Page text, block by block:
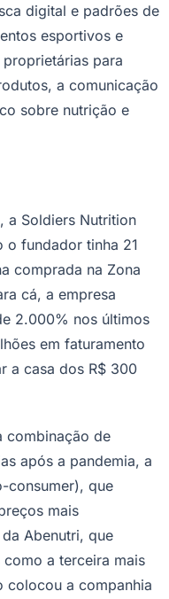
digital e padrões de
esportivos e
para
a comunicação
sobre nutrição e
a Soldiers Nutrition
o fundador tinha 21
comprada na Zona
cá, a empresa
2.000% nos últimos
em faturamento
a casa dos R$ 300
combinação de
após a pandemia, a
consumer), que
mais
Abenutri, que
a terceira mais
colocou a companhia